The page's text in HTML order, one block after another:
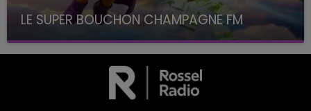
LE SUPER BOUCHON CHAMPAGNE FM
avec La Famille Champagne FM, à 8H10